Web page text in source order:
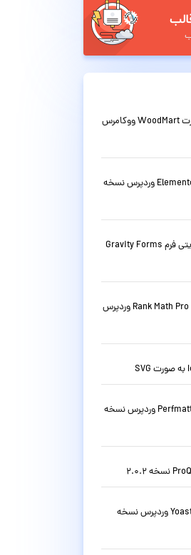
قالب فروشگاهی چندمنظوره وودمارت WoodMart ووکامرس
افزونه صفحه ساز المنتور پرو Elementor Pro وردپرس نسخه
افزونه فرم ساز حرفه ای وردپرس گرویتی فرم Gravity Forms
دانلود افزونه سئو حرفه ای رنک مث Rank Math Pro وردپرس
افزونه افزایش سرعت وبسایت Perfmatters وردپرس نسخه
افزونه فارسی سئو Yoast SEO Premium وردپرس نسخه